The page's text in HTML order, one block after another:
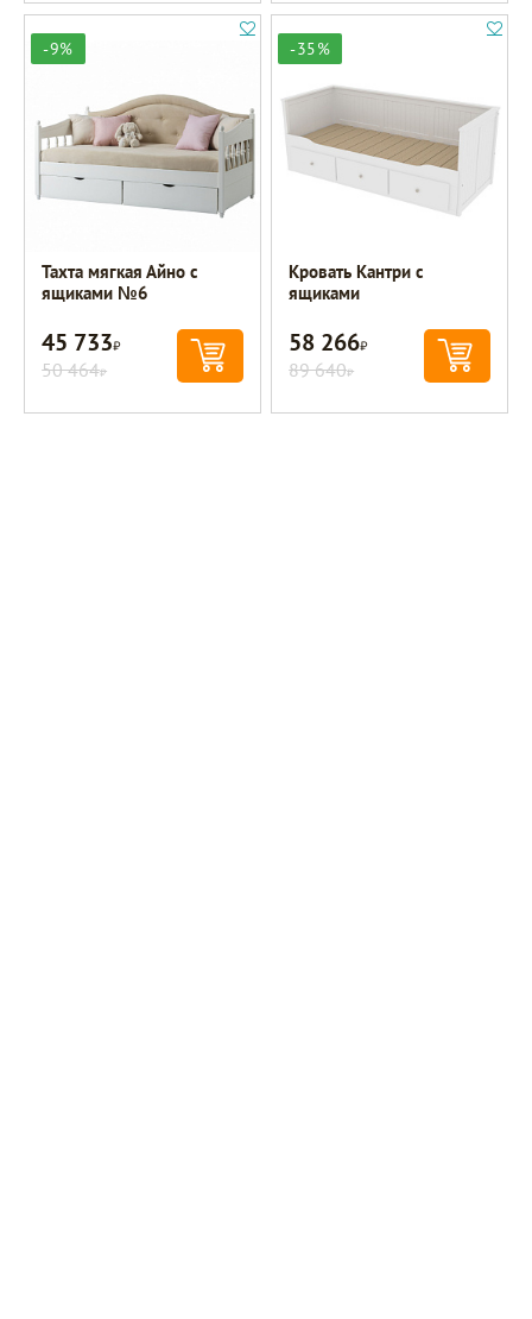
-9%
Тахта мягкая Айно с
ящиками №6
45 733Р
50 464Р
-35%
Кровать Кантри с
ящиками
58 266Р
89 640Р